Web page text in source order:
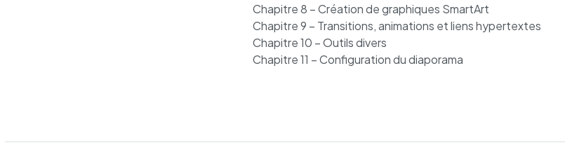
Chapitre 8 – Création de graphiques SmartArt
Chapitre 9 – Transitions, animations et liens hypertextes
Chapitre 10 – Outils divers
Chapitre 11 – Configuration du diaporama